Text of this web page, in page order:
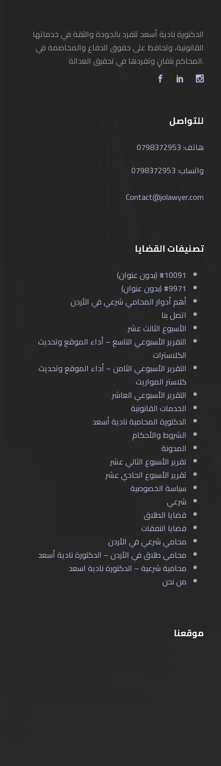
الدكتورة نادية أسعد تتفرد بالجودة والثقة في خدماتها
القانونية، وتحافظ على حقوق الدفاع والمخاصمة في
المحاكم بتفانٍ وتفردها في تحقيق العدالة.
للتواصل
هاتف: 0798372953
واتساب: 0798372953
Contact@jolawyer.com
تصنيفات القضايا
#10091 (بدون عنوان)
#9971 (بدون عنوان)
أهم أدوار المحامي شرعي في الأردن
اتصل بنا
الأسبوع الثالث عشر
التقرير الأسبوعي التاسع – أداء الموقع وتحديث
الكلاسترات
التقرير الأسبوعي الثامن – أداء الموقع وتحديث
كلاستر المواريث
التقرير الأسبوعي العاشر
الخدمات القانونية
الدكتورة المحامية نادية أسعد
الشروط والأحكام
المدونة
تقرير الأسبوع الثاني عشر
تقرير الأسبوع الحادي عشر
سياسة الخصوصية
شرعي
قضايا الطلاق
قضايا النفقات
محامي شرعي في الأردن
محامي طلاق في الأردن – الدكتورة نادية أسعد
محامية شرعية – الدكتورة نادية اسعد
من نحن
موقعنا